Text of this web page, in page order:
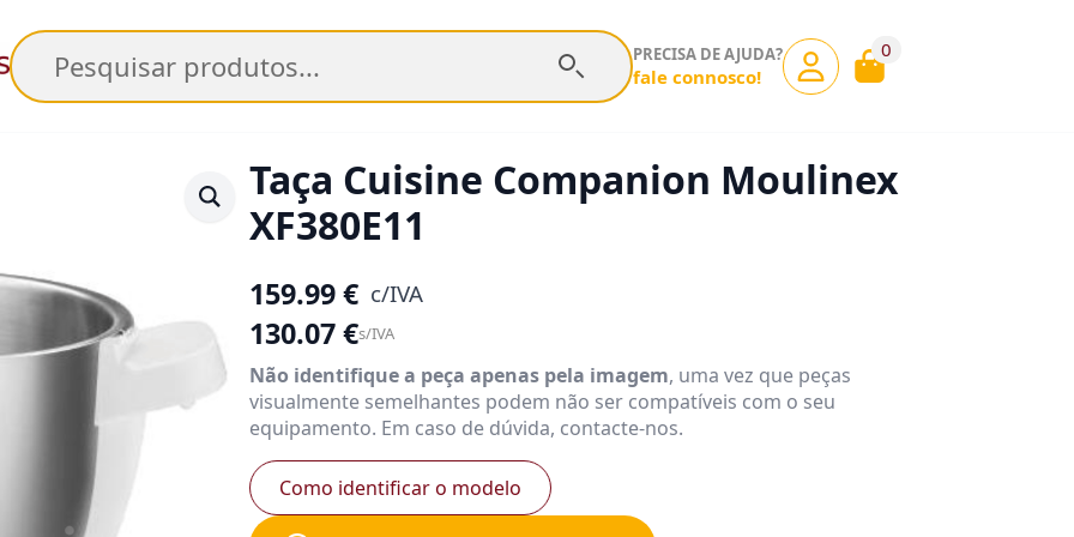
Pesquisar PRECISA DE AJUDA?
fale connosco!
0
Taça Cuisine Companion Moulinex
XF380E11
159.99€ c/IVA
130.07€s/IVA
Não identifique a peça apenas pela imagem, uma vez que peças
visualmente semelhantes podem não ser compatíveis com o seu
equipamento. Em caso de dúvida, contacte-nos.
Como identificar o modelo